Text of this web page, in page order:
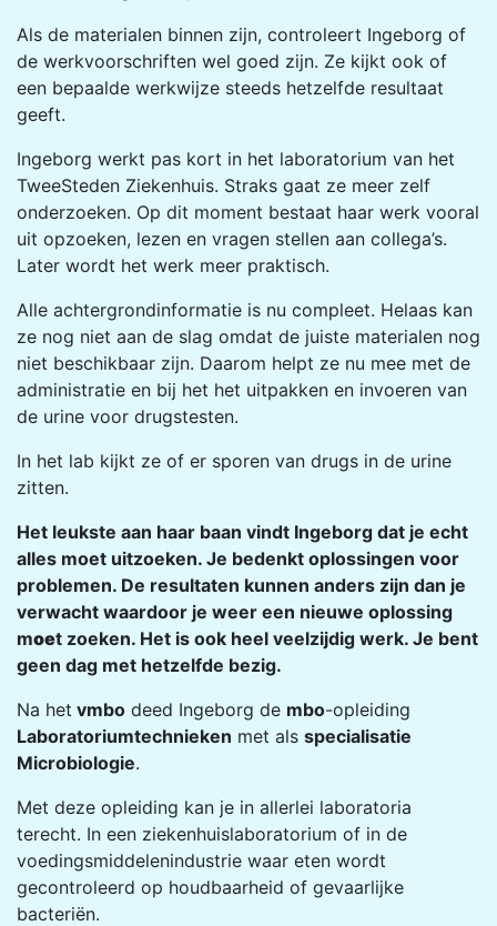
Als de materialen binnen zijn, controleert Ingeborg of
de werkvoorschriften wel goed zijn. Ze kijkt ook of
een bepaalde werkwijze steeds hetzelfde resultaat
geeft.
Ingeborg werkt pas kort in het laboratorium van het
TweeSteden Ziekenhuis. Straks gaat ze meer zelf
onderzoeken. Op dit moment bestaat haar werk vooral
uit opzoeken, lezen en vragen stellen aan collega’s.
Later wordt het werk meer praktisch.
Alle achtergrondinformatie is nu compleet. Helaas kan
ze nog niet aan de slag omdat de juiste materialen nog
niet beschikbaar zijn. Daarom helpt ze nu mee met de
administratie en bij het het uitpakken en invoeren van
de urine voor drugstesten.
In het lab kijkt ze of er sporen van drugs in de urine
zitten.
Het leukste aan haar baan vindt Ingeborg dat je echt
alles moet uitzoeken. Je bedenkt oplossingen voor
problemen. De resultaten kunnen anders zijn dan je
verwacht waardoor je weer een nieuwe oplossing
moet zoeken. Het is ook heel veelzijdig werk. Je bent
geen dag met hetzelfde bezig.
Na het vmbo deed Ingeborg de mbo-opleiding
Laboratoriumtechnieken met als specialisatie
Microbiologie.
Met deze opleiding kan je in allerlei laboratoria
terecht. In een ziekenhuislaboratorium of in de
voedingsmiddelenindustrie waar eten wordt
gecontroleerd op houdbaarheid of gevaarlijke
bacteriën.